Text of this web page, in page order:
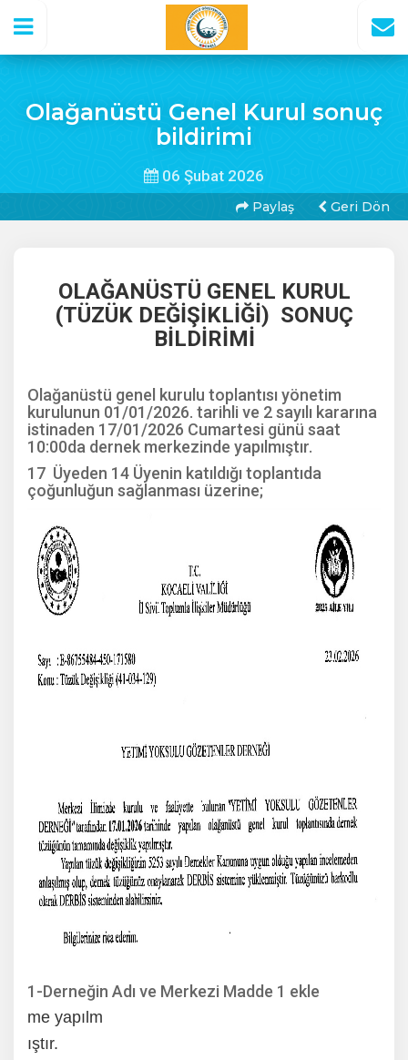
Olağanüstü Genel Kurul sonuç
bildirimi
06 Şubat 2026
Paylaş Geri Dön
OLAĞANÜSTÜ GENEL KURUL
(TÜZÜK DEĞİŞİKLİĞİ) SONUÇ
BİLDİRİMİ
Olağanüstü genel kurulu toplantısı yönetim
kurulunun 01/01/2026. tarihli ve 2 sayılı kararına
istinaden 17/01/2026 Cumartesi günü saat
10:00da dernek merkezinde yapılmıştır.
17 Üyeden 14 Üyenin katıldığı toplantıda
çoğunluğun sağlanması üzerine;
1-Derneğin Adı ve Merkezi Madde 1 ekle
me yapılm
ıştır.